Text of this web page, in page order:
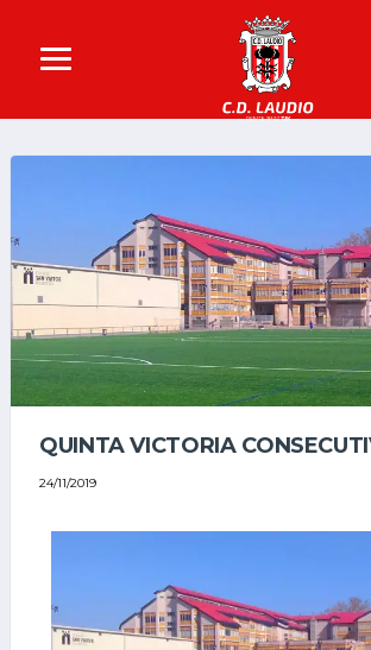
QUINTA VICTORIA
24/11/2019